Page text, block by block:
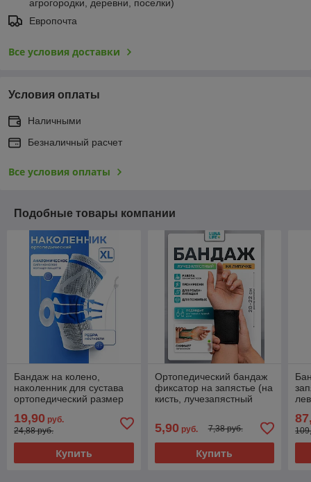
агрогородки, деревни, поселки)
Европочта
Все условия доставки
Условия оплаты
Наличными
Безналичный расчет
Все условия оплаты
Подобные товары компании
Бандаж на колено,
наколенник для сустава
ортопедический размер
19,90 руб.
24,88 руб.
Купить
Ортопедический бандаж
фиксатор на запястье (на
кисть, лучезапястный
20 – 22 см
5,90 руб. 7,38 руб.
Купить